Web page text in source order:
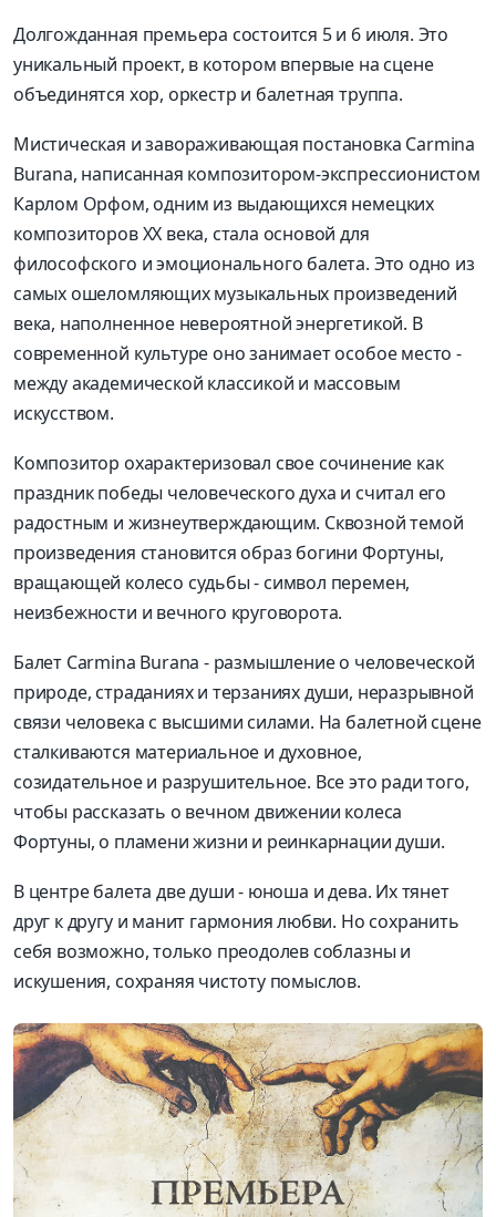
Долгожданная премьера состоится 5 и 6 июля. Это
уникальный проект, в котором впервые на сцене
объединятся хор, оркестр и балетная труппа.
Мистическая и завораживающая постановка Carmina
Burana, написанная композитором-экспрессионистом
Карлом Орфом, одним из выдающихся немецких
композиторов XX века, стала основой для
философского и эмоционального балета. Это одно из
самых ошеломляющих музыкальных произведений
века, наполненное невероятной энергетикой. В
современной культуре оно занимает особое место -
между академической классикой и массовым
искусством.
Композитор охарактеризовал свое сочинение как
праздник победы человеческого духа и считал его
радостным и жизнеутверждающим. Сквозной темой
произведения становится образ богини Фортуны,
вращаю­щей колесо судьбы - символ перемен,
неизбежности и вечного круговорота.
Балет Carmina Burana - размышление о человеческой
природе, страданиях и терзаниях души, неразрывной
связи человека с высшими силами. На балетной сцене
сталкиваются материальное и духовное,
созидательное и разрушительное. Все это ради того,
чтобы рассказать о вечном движении колеса
Фортуны, о пламени жизни и реинкарнации души.
В центре балета две души - юноша и дева. Их тянет
друг к другу и манит гармония любви. Но сохранить
себя возможно, только преодолев соблазны и
искушения, сохраняя чистоту помыслов.